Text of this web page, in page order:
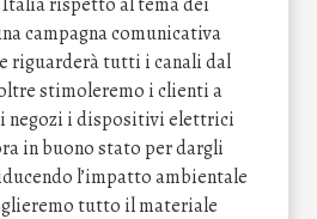
campagna comunicativa
riguarderà tutti i canali dal
stimoleremo i clienti a
negozi i dispositivi elettrici
in buono stato per dargli
l’impatto ambientale
tutto il materiale